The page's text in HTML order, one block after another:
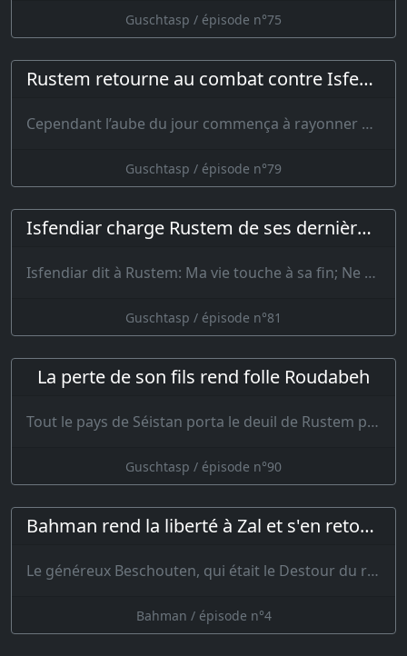
Guschtasp / épisode n°75
Rustem retourne au combat contre Isfendiar
Cependant l’aube du jour commença à rayonner du haut de la montagne et à s’a…
Guschtasp / épisode n°79
Isfendiar charge Rustem de ses dernières volontés
Isfendiar dit à Rustem: Ma vie touche à sa fin; Ne m’évite pas, lève-…
Guschtasp / épisode n°81
La perte de son fils rend folle Roudabeh
Tout le pays de Séistan porta le deuil de Rustem pendant une année, et tous le…
Guschtasp / épisode n°90
Bahman rend la liberté à Zal et s'en retourne dans l'Iran
Le généreux Beschouten, qui était le Destour du roi, eut le c…
Bahman / épisode n°4